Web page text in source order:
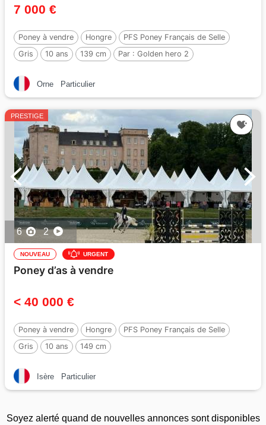
7 000 €
Poney à vendre Hongre
PFS Poney Français de Selle
Gris
10 ans 139 cm Par : Golden hero 2
Orne Particulier
PRESTIGE
6 2
NOUVEAU URGENT
Poney d’as à vendre
< 40 000 €
Poney à vendre Hongre
PFS Poney Français de Selle
Gris
10 ans 149 cm
Isère Particulier
Soyez alerté quand de nouvelles annonces sont disponibles